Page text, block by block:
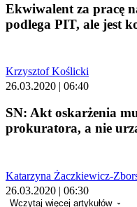
Ekwiwalent za pracę
podlega PIT, ale jest
Krzysztof Koślicki
26.03.2020 | 06:40
SN: Akt oskarżenia
prokuratora, a nie
Katarzyna Żaczkiewicz-
26.03.2020 | 06:30
Wczytaj więcej artykułów